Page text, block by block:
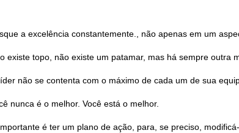
a excelência constantemente., não apenas em um
existe topo, não existe um patamar, mas há sempre outra
não se contenta com o máximo de cada um de sua
nunca é o melhor. Você está o melhor.
é ter um plano de ação, para, se preciso, modificá-